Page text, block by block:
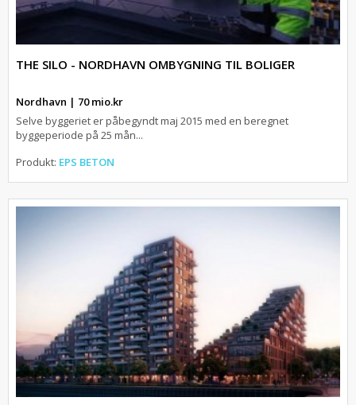
THE SILO - NORDHAVN OMBYGNING TIL BOLIGER
Nordhavn | 70 mio.kr
Selve byggeriet er påbegyndt maj 2015 med en beregnet
byggeperiode på 25 mån...
Produkt: EPS BETON